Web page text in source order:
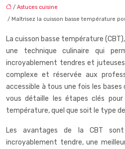
/ Astuces cuisine
/ Maîtrisez la cuisson basse température
La cuisson basse température
une technique culinaire qui
incroyablement tendres et
complexe et réservée aux
accessible à tous une fois les bases
vous détaille les étapes clés pour
température, quel que soit le type
Les avantages de la CBT
incroyablement tendre, une